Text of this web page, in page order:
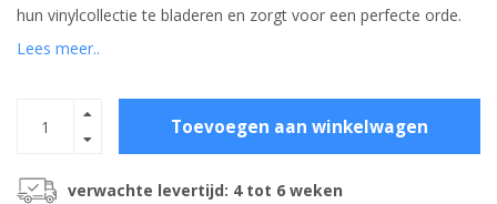
hun vinylcollectie te bladeren en zorgt voor een perfecte orde.
Lees meer..
Toevoegen aan winkelwagen
verwachte levertijd: 4 tot 6 weken